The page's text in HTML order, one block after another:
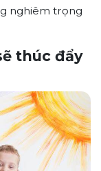
nghiêm trọng
thúc đẩy